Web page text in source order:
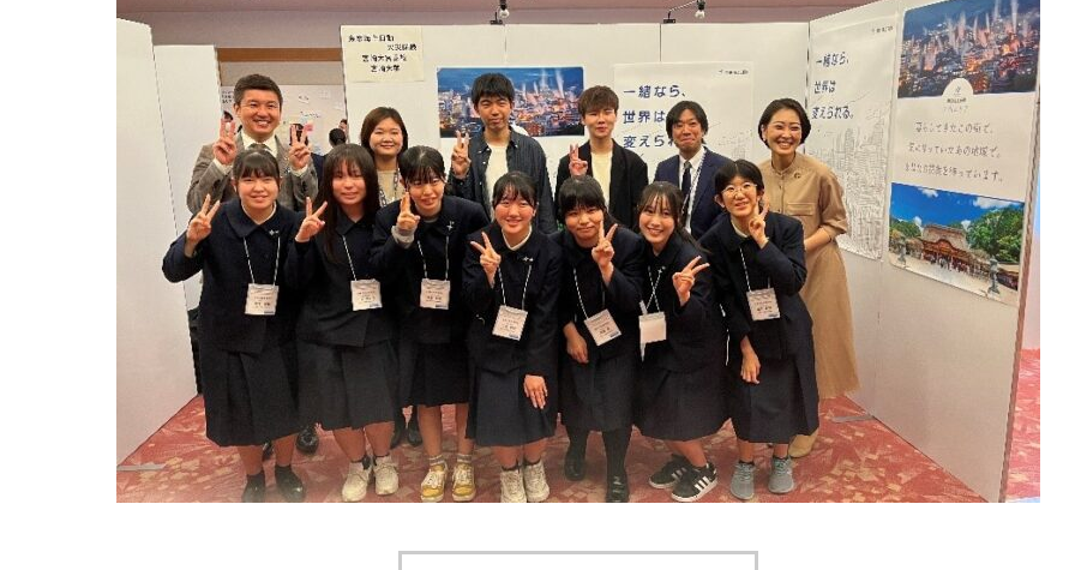
東京大学訪問研修2026 １年生夏の学習会１日目終了！
令和８年度高校総体（男子ソフ
トテニス部）